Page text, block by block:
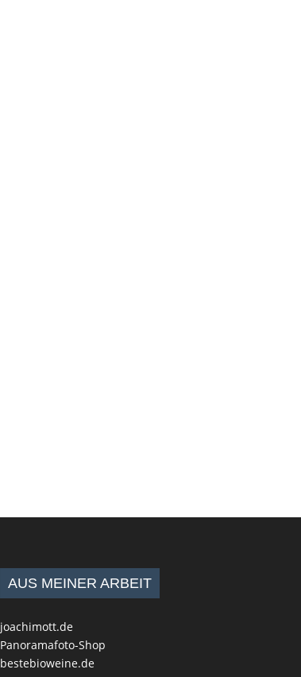
AUS MEINER ARBEIT
joachimott.de
Panoramafoto-Shop
bestebioweine.de